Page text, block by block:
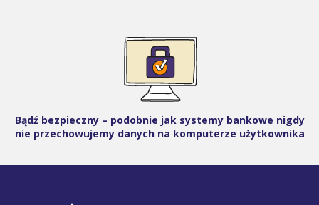
Bądź bezpieczny – podobnie jak systemy bankowe nigdy
nie przechowujemy danych na komputerze użytkownika